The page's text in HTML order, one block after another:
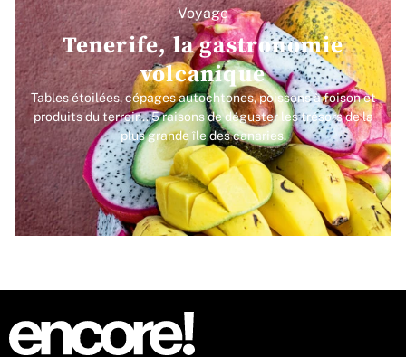
Voyage
Tenerife, la gastronomie
volcanique
Tables étoilées, cépages autochtones, poissons à foison et
produits du terroir... 5 raisons de déguster les trésors de la
plus grande île des canaries.